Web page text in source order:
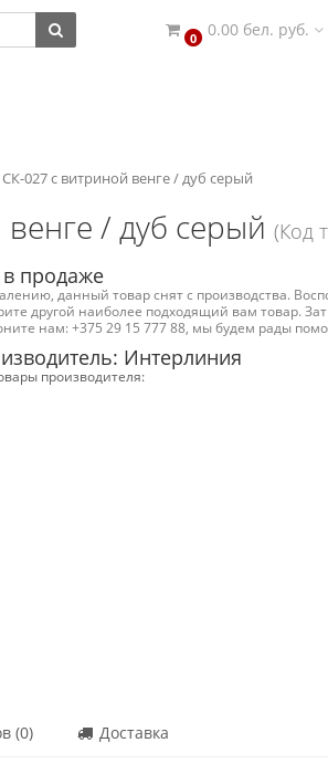
0 0.00 бел. руб.
027 с витриной венге / дуб серый
/ дуб серый (Код
в продаже
данный товар снят с производства.
другой наиболее подходящий вам товар.
нам: +375 29 15 777 88, мы будем рады
Интерлиния
производителя:
(0) Доставка